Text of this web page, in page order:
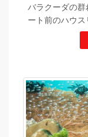
バラクーダの
ート前のハウ